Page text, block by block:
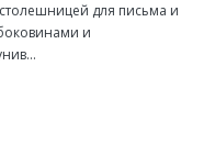
для письма и
и